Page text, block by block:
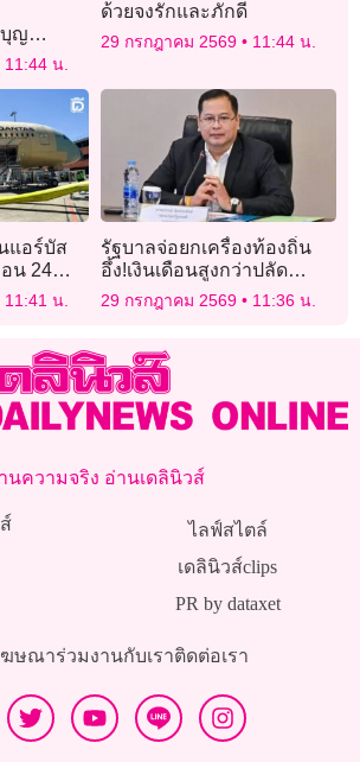
ญ
พรรษา
สาฬหบูชา
11:44 น.
ด้วยจงรักและภักดี
29 กรกฎาคม 2569 11:44 น.
แอร์บัส
อน 24
ลียสู่
11:41 น.
รัฐบาลจ่อยกเครื่องท้องถิ่น
อึ้ง!เงินเดือนสูงกว่าปลัด
กระทรวง
29 กรกฎาคม 2569 11:36 น.
นความจริง อ่านเดลินิวส์
ไลฟ์สไตล์
เดลินิวส์clips
PR by dataxet
ฆษณาร่วมงานกับเราติดต่อเรา